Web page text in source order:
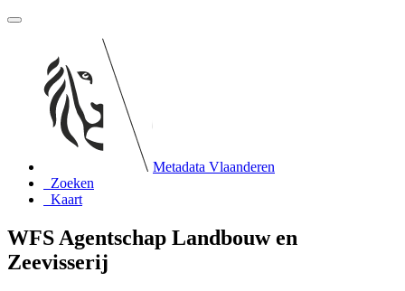
Metadata Vlaanderen
Zoeken
Kaart
WFS Agentschap Landbouw en
Zeevisserij